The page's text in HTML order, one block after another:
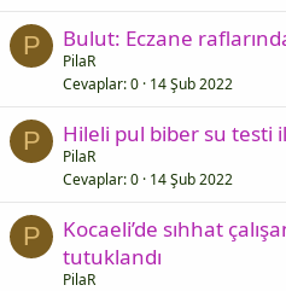
P Bulut: Eczane
PilaR
Cevaplar 0 14 Şub 2022
P Hileli pul biber su testi
PilaR
Cevaplar 0 14 Şub 2022
P
Kocaeli’de sıhhat
tutuklandı
PilaR